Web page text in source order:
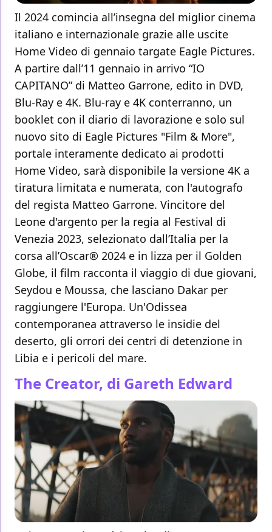
Il 2024 comincia all’insegna del miglior cinema
italiano e internazionale grazie alle uscite
Home Video di gennaio targate Eagle Pictures.
A partire dall’11 gennaio in arrivo “IO
CAPITANO” di Matteo Garrone, edito in DVD,
Blu-Ray e 4K. Blu-ray e 4K conterranno, un
booklet con il diario di lavorazione e solo sul
nuovo sito di Eagle Pictures "Film & More",
portale interamente dedicato ai prodotti
Home Video, sarà disponibile la versione 4K a
tiratura limitata e numerata, con l'autografo
del regista Matteo Garrone. Vincitore del
Leone d'argento per la regia al Festival di
Venezia 2023, selezionato dall’Italia per la
corsa all’Oscar® 2024 e in lizza per il Golden
Globe, il film racconta il viaggio di due giovani,
Seydou e Moussa, che lasciano Dakar per
raggiungere l'Europa. Un'Odissea
contemporanea attraverso le insidie del
deserto, gli orrori dei centri di detenzione in
Libia e i pericoli del mare.
The Creator, di Gareth Edward